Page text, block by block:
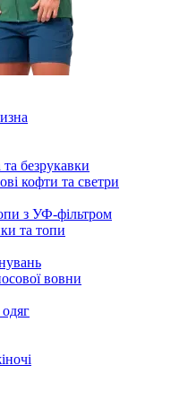
безрукавки
кофти та светри
з УФ-фільтром
та топи
вовни